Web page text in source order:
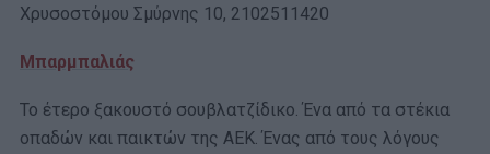
Χρυσοστόμου Σμύρνης 10, 2102511420
Μπαρμπαλιάς
Το έτερο ξακουστό σουβλατζίδικο. Ένα από τα στέκια
οπαδών και παικτών της ΑΕΚ. Ένας από τους λόγους